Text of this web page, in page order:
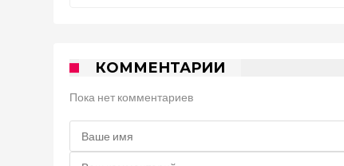
КОММЕНТАРИИ
Пока нет комментариев